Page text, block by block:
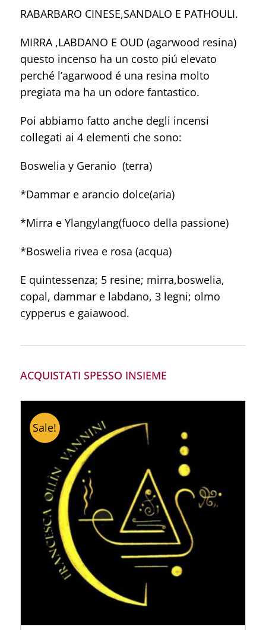
RABARBARO CINESE,SANDALO E PATHOULI.
MIRRA ,LABDANO E OUD (agarwood resina)
questo incenso ha un costo piú elevato
perché l’agarwood é una resina molto
pregiata ma ha un odore fantastico.
Poi abbiamo fatto anche degli incensi
collegati ai 4 elementi che sono:
Boswelia y Geranio (terra)
*Dammar e arancio dolce(aria)
*Mirra e Ylangylang(fuoco della passione)
*Boswelia rivea e rosa (acqua)
E quintessenza; 5 resine; mirra,boswelia,
copal, dammar e labdano, 3 legni; olmo
cypperus e gaiawood.
ACQUISTATI SPESSO INSIEME
Sale!
ACQUISTA PRODOTTO / DETTAGLI